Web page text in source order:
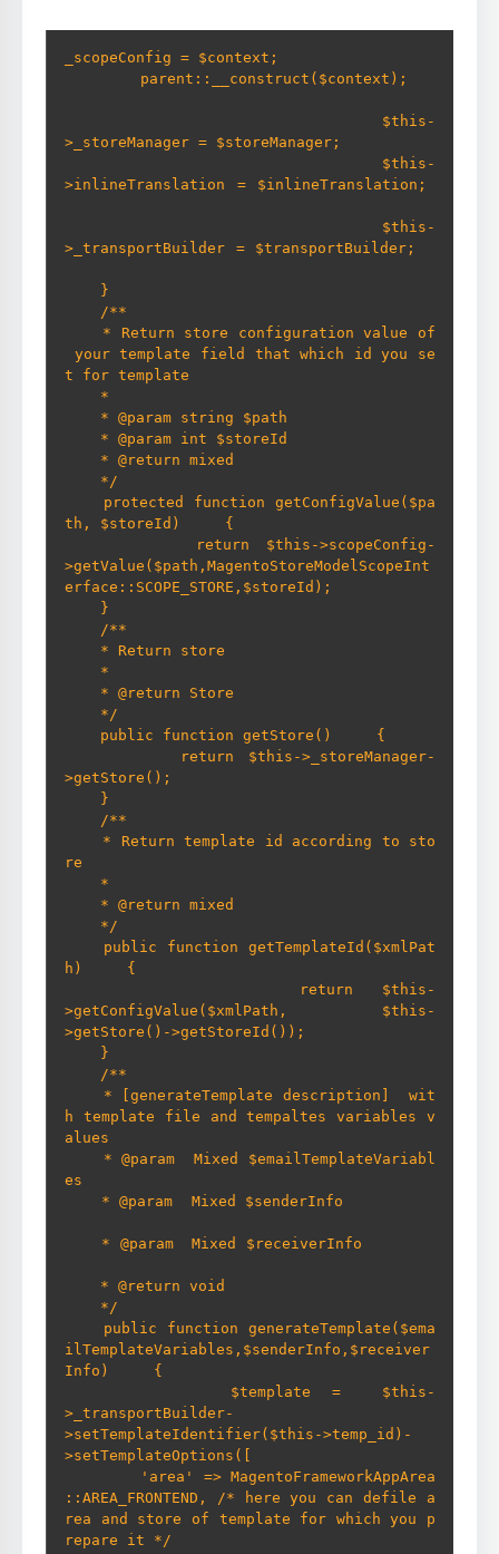
_scopeConfig = $context;
parent::__construct($context);
$this-
>_storeManager = $storeManager;
$this-
>inlineTranslation = $inlineTranslation;
$this-
>_transportBuilder = $transportBuilder;
}
/**
* Return store configuration value of
your template field that which id you se
t for template
*
* @param string $path
* @param int $storeId
* @return mixed
*/
protected function getConfigValue($pa
th, $storeId)     {
return $this->scopeConfig-
>getValue($path,MagentoStoreModelScopeInt
erface::SCOPE_STORE,$storeId);
}
/**
* Return store
*
* @return Store
*/
public function getStore()     {
return $this->_storeManager-
>getStore();
}
/**
* Return template id according to sto
re
*
* @return mixed
*/
public function getTemplateId($xmlPat
h)     {
return $this-
>getConfigValue($xmlPath, $this-
>getStore()->getStoreId());
}
/**
* [generateTemplate description]  wit
h template file and tempaltes variables v
alues
* @param  Mixed $emailTemplateVariabl
es
* @param  Mixed $senderInfo
* @param  Mixed $receiverInfo
* @return void
*/
public function generateTemplate($ema
ilTemplateVariables,$senderInfo,$receiver
Info)     {
$template =  $this-
>_transportBuilder-
>setTemplateIdentifier($this->temp_id)-
>setTemplateOptions([
'area' => MagentoFrameworkAppArea
::AREA_FRONTEND, /* here you can defile a
rea and store of template for which you p
repare it */